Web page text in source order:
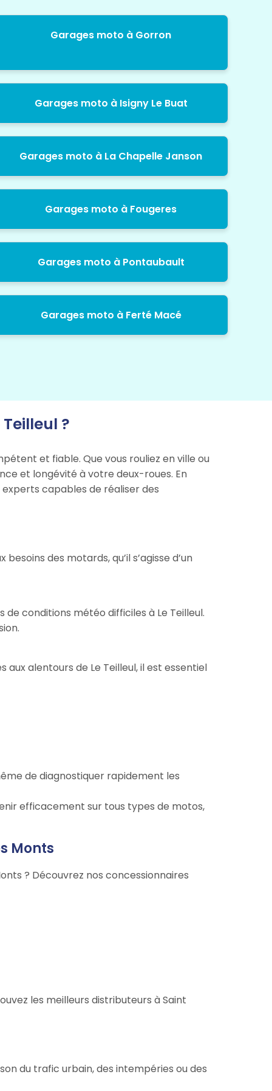
Garages moto à Gorron
Garages moto à Isigny Le Buat
Garages moto à La Chapelle Janson
Garages moto à Fougeres
Garages moto à Pontaubault
Garages moto à Ferté Macé
?
et fiable. Que vous rouliez en ville ou
et longévité à votre deux-roues. En
experts capables de réaliser des
des motards, qu’il s’agisse d’un
conditions météo difficiles à Le Teilleul.
alentours de Le Teilleul, il est essentiel
de diagnostiquer rapidement les
efficacement sur tous types de motos,
Monts
? Découvrez nos concessionnaires
les meilleurs distributeurs à Saint
du trafic urbain, des intempéries ou des